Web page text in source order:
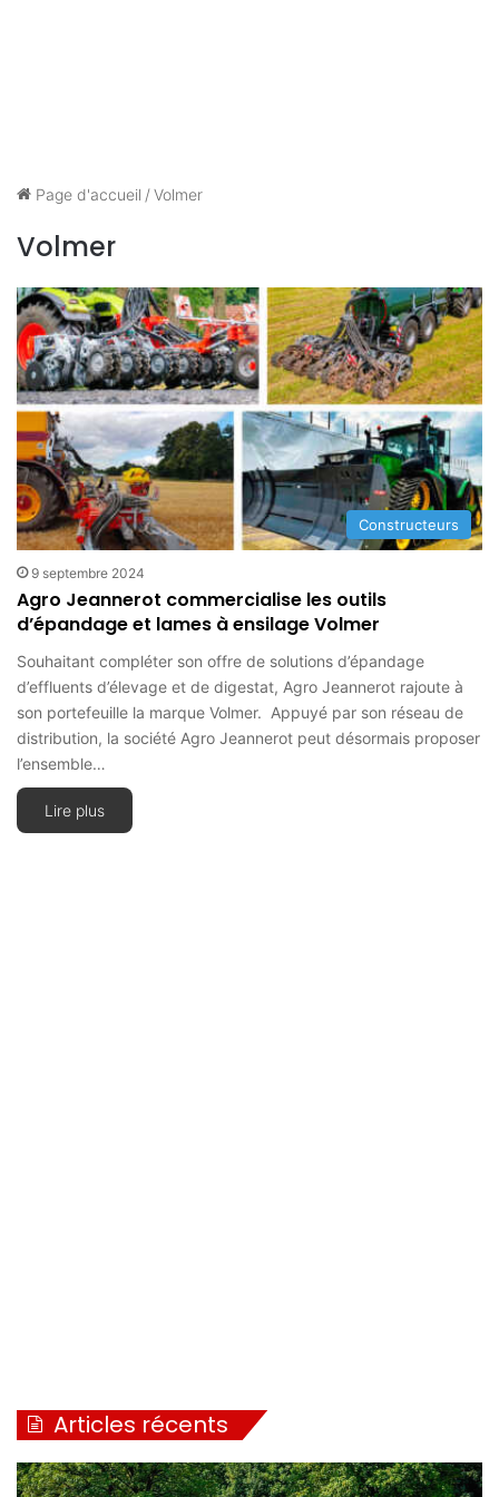
Page d'accueil /Volmer
Volmer
Constructeurs
9 septembre 2024
Agro Jeannerot commercialise les outils
d’épandage et lames à ensilage Volmer
Souhaitant compléter son offre de solutions d’épandage
d’effluents d’élevage et de digestat, Agro Jeannerot rajoute à
son portefeuille la marque Volmer. Appuyé par son réseau de
distribution, la société Agro Jeannerot peut désormais proposer
l’ensemble…
Lire plus
Articles récents